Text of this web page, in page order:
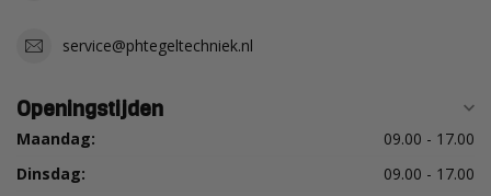
service@phtegeltechniek.nl
Openingstijden
Maandag:
09.00 - 17.00
Dinsdag:
09.00 - 17.00